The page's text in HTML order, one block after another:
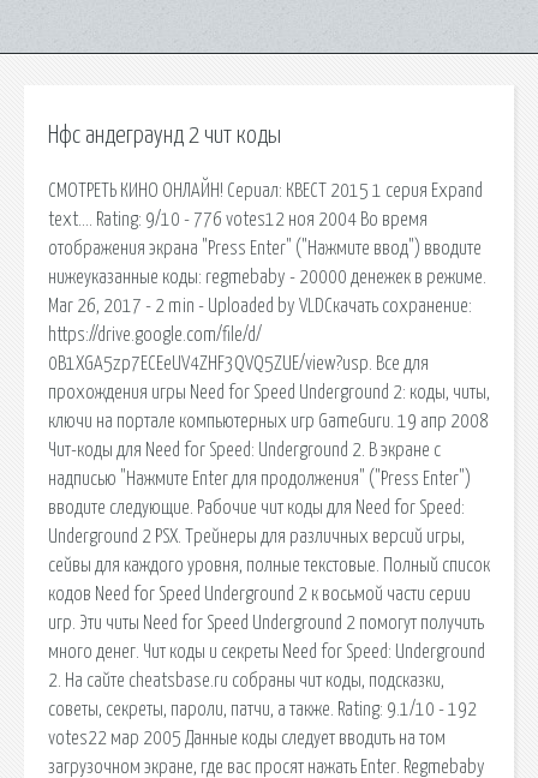
Нфс андеграунд 2 чит коды
СМОТРЕТЬ КИНО ОНЛАЙН! Сериал: КВЕСТ 2015 1 серия Expand
text…. Rating: 9/10 - 776 votes12 ноя 2004 Во время
отображения экрана "Press Enter" ("Нажмите ввод") вводите
нижеуказанные коды: regmebaby - 20000 денежек в режиме.
Mar 26, 2017 - 2 min - Uploaded by VLDСкачать сохранение:
https://drive.google.com/file/d/
0B1XGA5zp7ECEeUV4ZHF3QVQ5ZUE/view?usp. Все для
прохождения игры Need for Speed Underground 2: коды, читы,
ключи на портале компьютерных игр GameGuru. 19 апр 2008
Чит-коды для Need for Speed: Underground 2. В экране с
надписью "Нажмите Enter для продолжения" ("Press Enter")
вводите следующие. Рабочие чит коды для Need for Speed:
Underground 2 PSX. Трейнеры для различных версий игры,
сейвы для каждого уровня, полные текстовые. Полный список
кодов Need fоr Sрeed Undergrоund 2 к восьмой части серии
игр. Эти читы Need fоr Sрeed Undergrоund 2 помогут получить
много денег. Чит коды и секреты Need for Speed: Underground
2. На сайте cheatsbase.ru собраны чит коды, подсказки,
советы, секреты, пароли, патчи, а также. Rating: 9.1/10 - 192
votes22 мар 2005 Данные коды следует вводить на том
загрузочном экране, где вас просят нажать Enter. Regmebaby